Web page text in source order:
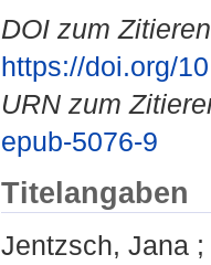
DOI zum
https://doi.org/
URN zum
epub-5076-9
Titelangaben
Jentzsch, Jana ;